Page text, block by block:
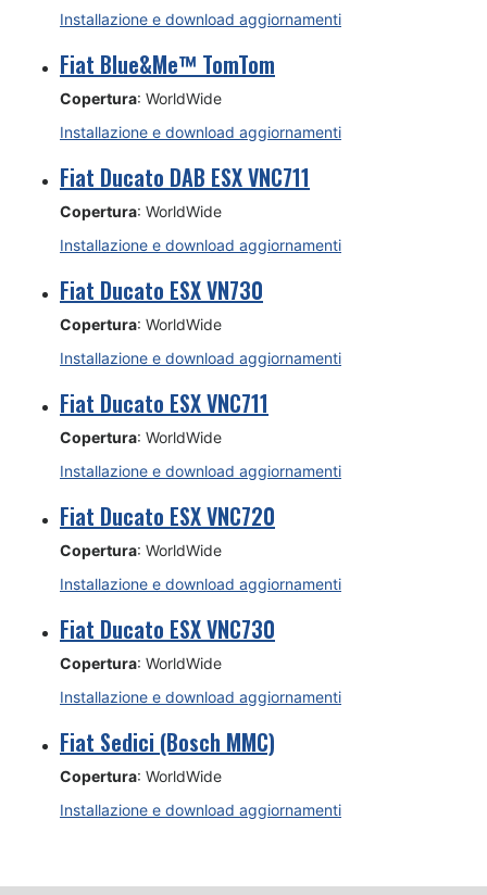
Installazione e download aggiornamenti
Fiat Blue&Me™ TomTom
Copertura: WorldWide
Installazione e download aggiornamenti
Fiat Ducato DAB ESX VNC711
Copertura: WorldWide
Installazione e download aggiornamenti
Fiat Ducato ESX VN730
Copertura: WorldWide
Installazione e download aggiornamenti
Fiat Ducato ESX VNC711
Copertura: WorldWide
Installazione e download aggiornamenti
Fiat Ducato ESX VNC720
Copertura: WorldWide
Installazione e download aggiornamenti
Fiat Ducato ESX VNC730
Copertura: WorldWide
Installazione e download aggiornamenti
Fiat Sedici (Bosch MMC)
Copertura: WorldWide
Installazione e download aggiornamenti